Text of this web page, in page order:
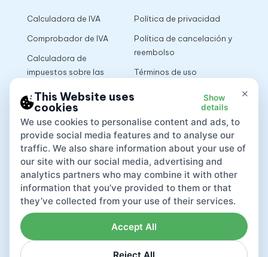
Calculadora de IVA
Comprobador de IVA
Calculadora de
impuestos sobre las
Política de privacidad
Política de cancelación y
reembolso
Términos de uso
×
This Website uses
cookies
Show
details
We use cookies to personalise content and ads, to
provide social media features and to analyse our
traffic. We also share information about your use of
our site with our social media, advertising and
analytics partners who may combine it with other
information that you’ve provided to them or that
they’ve collected from your use of their services.
Accept All